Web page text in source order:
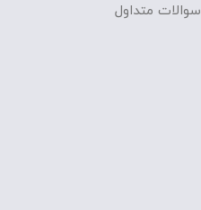
سوالات متداول